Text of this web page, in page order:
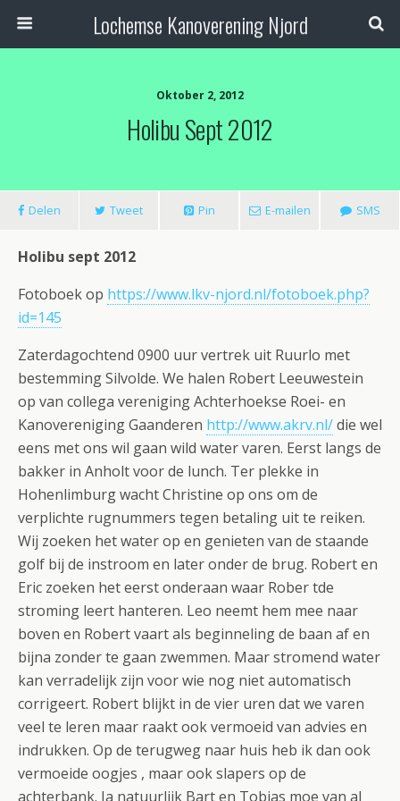
Lochemse Kanoverening Njord
Oktober 2, 2012
Holibu Sept 2012
Delen Tweet Pin E-mailen SMS
Holibu sept 2012
Fotoboek op https://www.lkv-njord.nl/fotoboek.php?
id=145
Zaterdagochtend 0900 uur vertrek uit Ruurlo met
bestemming Silvolde. We halen Robert Leeuwestein
op van collega vereniging Achterhoekse Roei- en
Kanovereniging Gaanderen http://www.akrv.nl/die wel
eens met ons wil gaan wild water varen. Eerst langs de
bakker in Anholt voor de lunch. Ter plekke in
Hohenlimburg wacht Christine op ons om de
verplichte rugnummers tegen betaling uit te reiken.
Wij zoeken het water op en genieten van de staande
golf bij de instroom en later onder de brug. Robert en
Eric zoeken het eerst onderaan waar Rober tde
stroming leert hanteren. Leo neemt hem mee naar
boven en Robert vaart als beginneling de baan af en
bijna zonder te gaan zwemmen. Maar stromend water
kan verradelijk zijn voor wie nog niet automatisch
corrigeert. Robert blijkt in de vier uren dat we varen
veel te leren maar raakt ook vermoeid van advies en
indrukken. Op de terugweg naar huis heb ik dan ook
vermoeide oogjes , maar ook slapers op de
achterbank. Ja natuurlijk Bart en Tobias moe van al